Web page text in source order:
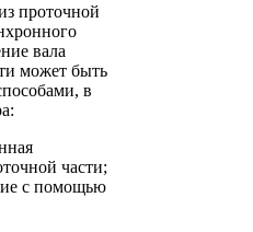
проточной
вала
может быть
в
части;
с помощью